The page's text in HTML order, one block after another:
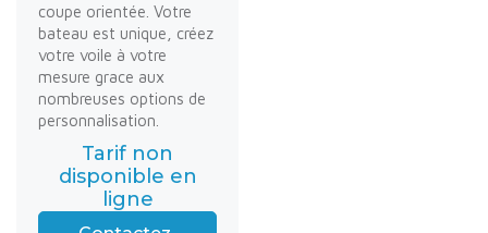
coupe orientée. Votre
bateau est unique, créez
votre voile à votre
mesure grace aux
nombreuses options de
personnalisation.
Tarif non
disponible en
ligne